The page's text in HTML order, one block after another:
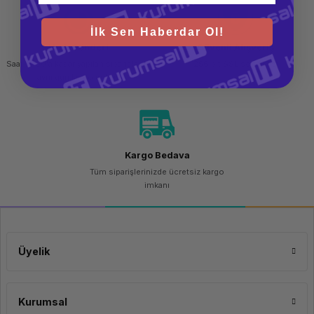
Hızlı Gönderi
Saat 15.00'a kadar yapılan siparişlerde
aynı gün kargo imkanı
Güvenli Alışveriş
256 bit SSL sertifikası
Kargo Bedava
Tüm siparişlerinizde ücretsiz kargo
imkanı
Üyelik
Kurumsal
İlk Sen Haberdar Ol!